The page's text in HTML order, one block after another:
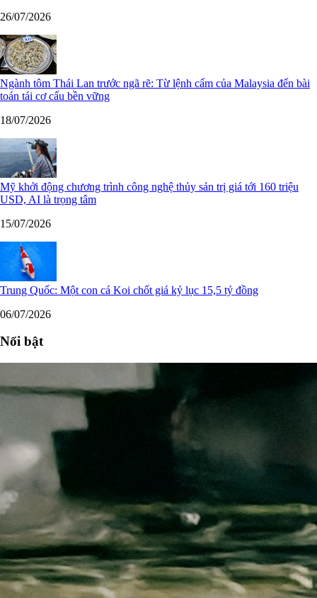
26/07/2026
Ngành tôm Thái Lan trước ngã rẽ: Từ lệnh cấm của Malaysia đến bài
toán tái cơ cấu bền vững
18/07/2026
Mỹ khởi động chương trình công nghệ thủy sản trị giá tới 160 triệu
USD, AI là trọng tâm
15/07/2026
Trung Quốc: Một con cá Koi chốt giá kỷ lục 15,5 tỷ đồng
06/07/2026
Nổi bật